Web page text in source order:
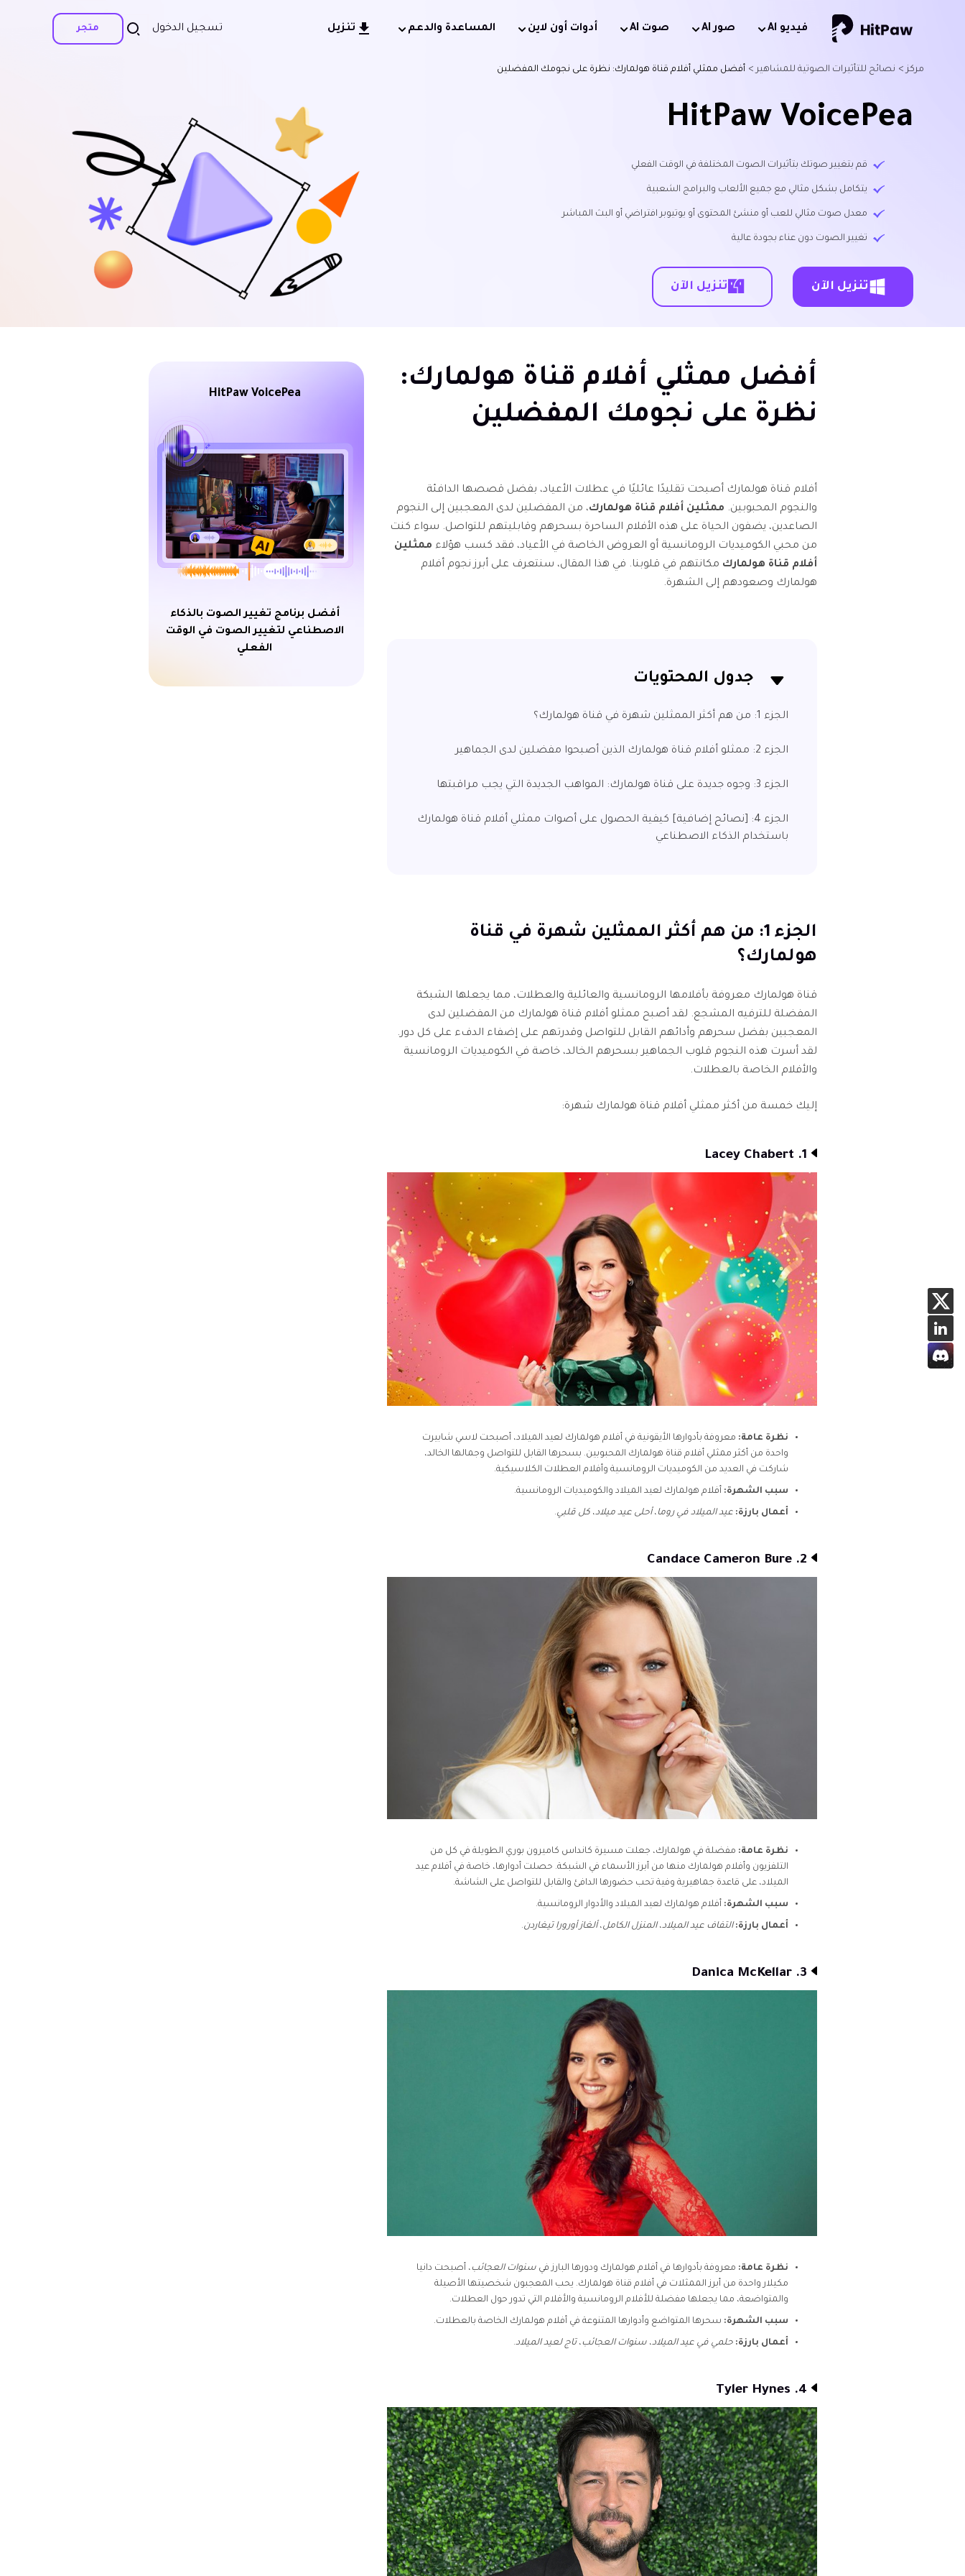
تسجيل الدخول متجر فيديو Al صور AI صوت AI أدوات أون لاين المساعدة والدعم تنزيل
مركز > نصائح للتأثيرات الصوتية للمشاهير > أفضل ممثلي أفلام قناة هولمارك: نظرة على نجومك المفضلين
HitPaw VoicePea
قم بتغيير صوتك بتأثيرات الصوت المختلفة في الوقت الفعلي
يتكامل بشكل مثالي مع جميع الألعاب والبرامج الشعبية
معدل صوت مثالي للعب أو منشئ المحتوى أو يوتيوبر افتراضي أو البث المباشر
تغيير الصوت دون عناء بجودة عالية
تنزيل الآن تنزيل الآن
أفضل ممثلي أفلام قناة هولمارك:
نظرة على نجومك المفضلين
أفلام قناة هولمارك أصبحت تقليدًا عائليًا في عطلات الأعياد، بفضل قصصها الدافئة
والنجوم المحبوبين. ممثلين أفلام قناة هولمارك، من المفضلين لدى المعجبين إلى النجوم
الصاعدين، يضفون الحياة على هذه الأفلام الساحرة بسحرهم وقابليتهم للتواصل. سواء كنت
من محبي الكوميديات الرومانسية أو العروض الخاصة في الأعياد، فقد كسب هؤلاء ممثلين
أفلام قناة هولمارك مكانتهم في قلوبنا. في هذا المقال، سنتعرف على أبرز نجوم أفلام
هولمارك وصعودهم إلى الشهرة.
جدول المحتويات
الجزء 1: من هم أكثر الممثلين شهرة في قناة هولمارك؟
الجزء 2: ممثلو أفلام قناة هولمارك الذين أصبحوا مفضلين لدى الجماهير
الجزء 3: وجوه جديدة على قناة هولمارك: المواهب الجديدة التي يجب مراقبتها
الجزء 4: [نصائح إضافية] كيفية الحصول على أصوات ممثلي أفلام قناة هولمارك
باستخدام الذكاء الاصطناعي
الجزء 1: من هم أكثر الممثلين شهرة في قناة
هولمارك؟
قناة هولمارك معروفة بأفلامها الرومانسية والعائلية والعطلات، مما يجعلها الشبكة
المفضلة للترفيه المشجع. لقد أصبح ممثلو أفلام قناة هولمارك من المفضلين لدى
المعجبين بفضل سحرهم وأدائهم القابل للتواصل وقدرتهم على إضفاء الدفء على كل دور.
لقد أسرت هذه النجوم قلوب الجماهير بسحرهم الخالد، خاصة في الكوميديات الرومانسية
والأفلام الخاصة بالعطلات.
إليك خمسة من أكثر ممثلي أفلام قناة هولمارك شهرة:
1. Lacey Chabert
نظرة عامة: معروفة بأدوارها الأيقونية في أفلام هولمارك لعيد الميلاد، أصبحت لاسي شابيرت
واحدة من أكثر ممثلي أفلام قناة هولمارك المحبوبين. بسحرها القابل للتواصل وجمالها الخالد،
شاركت في العديد من الكوميديات الرومانسية وأفلام العطلات الكلاسيكية.
سبب الشهرة: أفلام هولمارك لعيد الميلاد والكوميديات الرومانسية.
أعمال بارزة: عيد الميلاد في روما،أحلى عيد ميلاد،كل قلبي.
2. Candace Cameron Bure
نظرة عامة: مفضلة في هولمارك، جعلت مسيرة كانداس كاميرون بوري الطويلة في كل من
التلفزيون وأفلام هولمارك منها من أبرز الأسماء في الشبكة. حصلت أدوارها، خاصة في أفلام عيد
الميلاد، على قاعدة جماهيرية وفية تحب حضورها الدافئ والقابل للتواصل على الشاشة.
سبب الشهرة: أفلام هولمارك لعيد الميلاد والأدوار الرومانسية.
أعمال بارزة: التفاف عيد الميلاد،المنزل الكامل،ألغاز أورورا تيغاردن.
3. Danica McKellar
نظرة عامة: معروفة بأدوارها في أفلام هولمارك ودورها البارز فيسنوات العجائب، أصبحت دانيا
مكيلار واحدة من أبرز الممثلات في أفلام قناة هولمارك. يحب المعجبون شخصيتها الأصيلة
والمتواضعة، مما يجعلها مفضلة للأفلام الرومانسية والأفلام التي تدور حول العطلات.
سبب الشهرة: سحرها المتواضع وأدوارها المتنوعة في أفلام هولمارك الخاصة بالعطلات.
أعمال بارزة: حلمي في عيد الميلاد،سنوات العجائب،تاج لعيد الميلاد.
4. Tyler Hynes
HitPaw VoicePea
أفضل برنامج تغيير الصوت بالذكاء
الاصطناعي لتغيير الصوت في الوقت
الفعلي